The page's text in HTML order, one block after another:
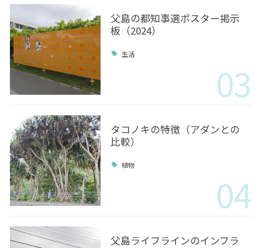
父島の都知事選ポスター掲示
板（2024）
生活
03
タコノキの特徴（アダンとの
比較）
植物
04
父島ライフラインのインフラ